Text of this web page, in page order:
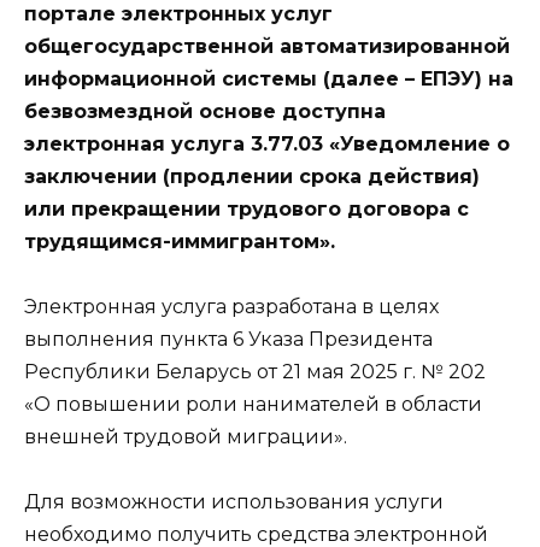
портале электронных услуг
общегосударственной автоматизированной
информационной системы (далее – ЕПЭУ) на
безвозмездной основе доступна
электронная услуга 3.77.03 «Уведомление о
заключении (продлении срока действия)
или прекращении трудового договора с
трудящимся-иммигрантом».
Электронная услуга разработана в целях
выполнения пункта 6 Указа Президента
Республики Беларусь от 21 мая 2025 г. № 202
«О повышении роли нанимателей в области
внешней трудовой миграции».
Для возможности использования услуги
необходимо получить средства электронной